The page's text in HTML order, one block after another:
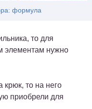
формула
то для
элементам нужно
крюк, то на него
приобрели для